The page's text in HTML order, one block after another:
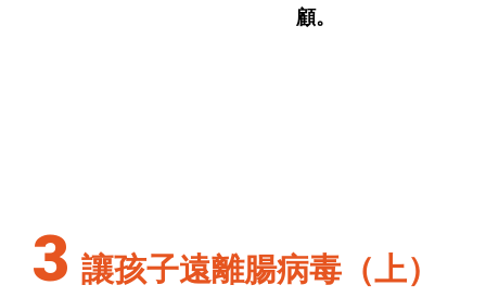
顧。
3 讓孩子遠離腸病毒（上）